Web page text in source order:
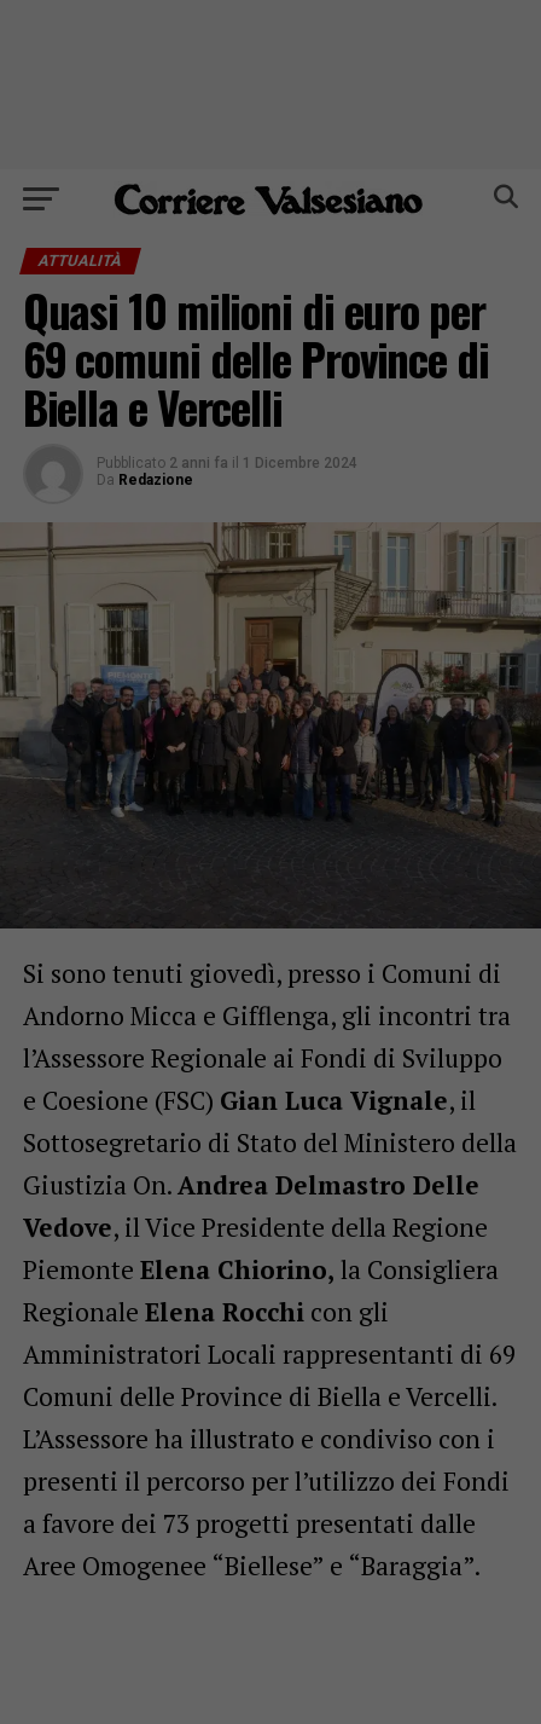
ATTUALITÀ
Quasi 10 milioni di euro per
69 comuni delle Province di
Biella e Vercelli
Pubblicato 2 anni fa il 1 Dicembre 2024
Da Redazione
Si sono tenuti giovedì, presso i Comuni di
Andorno Micca e Gifflenga, gli incontri tra
l’Assessore Regionale ai Fondi di Sviluppo
e Coesione (FSC) Gian Luca Vignale, il
Sottosegretario di Stato del Ministero della
Giustizia On.Andrea Delmastro Delle
Vedove, il Vice Presidente della Regione
Piemonte Elena Chiorino, la Consigliera
Regionale Elena Rocchicon gli
Amministratori Locali rappresentanti di 69
Comuni delle Province di Biella e Vercelli.
L’Assessore ha illustrato e condiviso con i
presenti il percorso per l’utilizzo dei Fondi
a favore dei 73 progetti presentati dalle
Aree Omogenee “Biellese” e “Baraggia”.